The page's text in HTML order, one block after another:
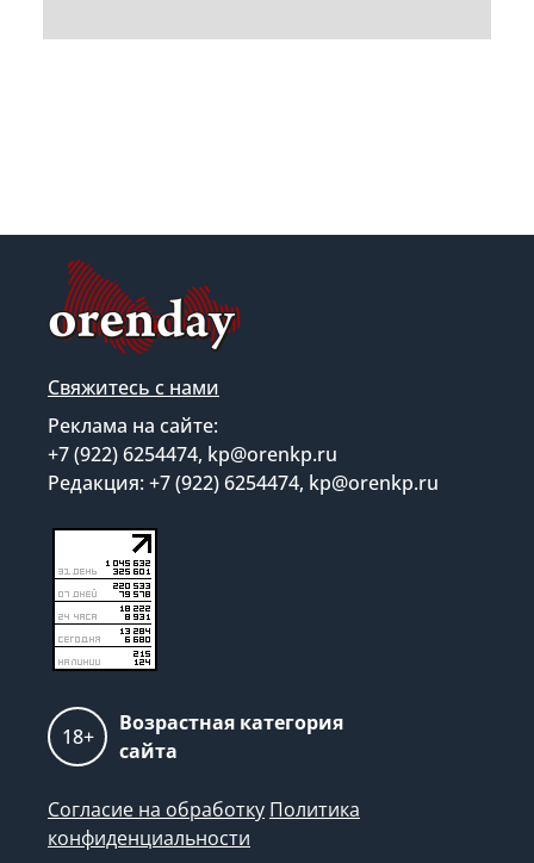
Свяжитесь с нами
Реклама на сайте:
+7 (922) 6254474, kp@orenkp.ru
Редакция: +7 (922) 6254474, kp@orenkp.ru
18+
Возрастная категория
сайта
Согласие на обработку Политика
конфиденциальности